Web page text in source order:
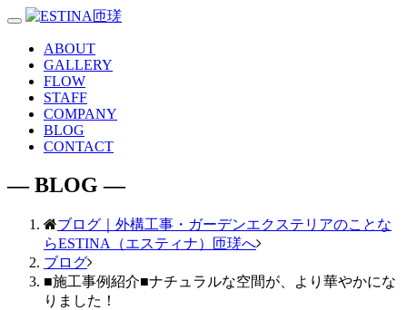
Toggle
navigation
ABOUT
GALLERY
FLOW
STAFF
COMPANY
BLOG
CONTACT
― BLOG ―
ブログ｜外構工事・ガーデンエクステリアのことな
らESTINA（エスティナ）匝瑳へ
ブログ
■施工事例紹介■ナチュラルな空間が、より華やかにな
りました！